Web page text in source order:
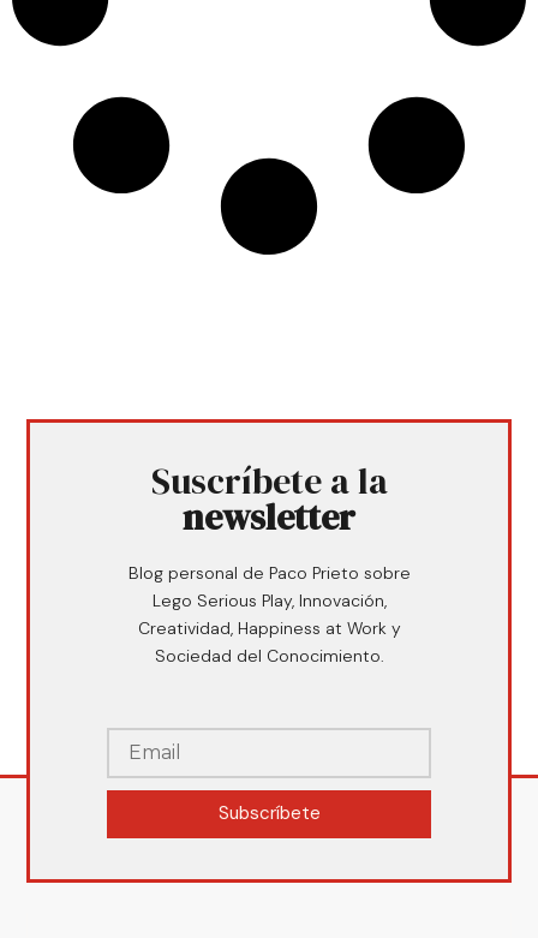
Suscríbete a la
newsletter
Blog personal de Paco Prieto sobre
Lego Serious Play, Innovación,
Creatividad, Happiness at Work y
Sociedad del Conocimiento.
Subscríbete